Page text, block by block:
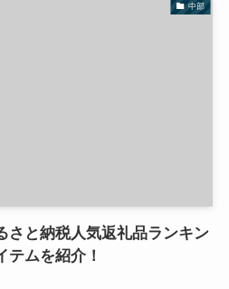
中部
さと納税人気返礼品ランキン
テムを紹介！